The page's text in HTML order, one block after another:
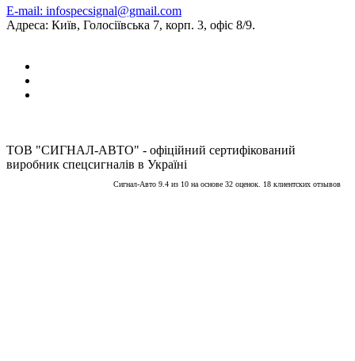
E-mail: infospecsignal@gmail.com
Адреса: Київ, Голосіївська 7, корп. 3, офіс 8/9.
ТОВ "СИГНАЛ-АВТО" - офіційний сертифікований
виробник спецсигналів в Україні
Сигнал-Авто 9.4 из 10 на основе 32 оценок. 18 клиентских отзывов